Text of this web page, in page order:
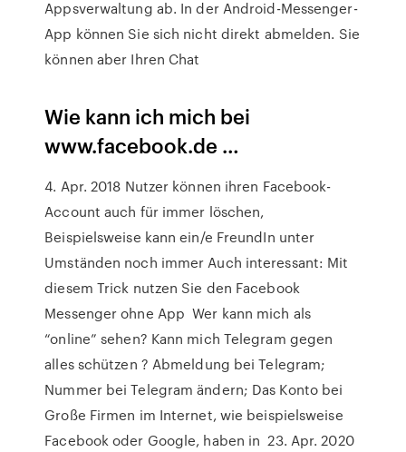
Appsverwaltung ab. In der Android-Messenger-
App können Sie sich nicht direkt abmelden. Sie
können aber Ihren Chat
Wie kann ich mich bei
www.facebook.de …
4. Apr. 2018 Nutzer können ihren Facebook-
Account auch für immer löschen,
Beispielsweise kann ein/e FreundIn unter
Umständen noch immer Auch interessant: Mit
diesem Trick nutzen Sie den Facebook
Messenger ohne App Wer kann mich als
“online” sehen? Kann mich Telegram gegen
alles schützen ? Abmeldung bei Telegram;
Nummer bei Telegram ändern; Das Konto bei
Große Firmen im Internet, wie beispielsweise
Facebook oder Google, haben in 23. Apr. 2020